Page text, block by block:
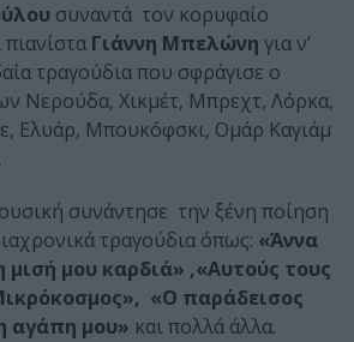
συναντά τον κορυφαίο
Γιάννη Μπελώνη για ν’
τραγούδια που σφράγισε ο
Νερούδα, Χικμέτ, Μπρεχτ, Λόρκα,
Ελυάρ, Μπουκόφσκι, Ομάρ Καγιάμ
συνάντησε την ξένη ποίηση
τραγούδια όπως: «Άννα
μισή μου καρδιά» ,«Αυτούς τους
«Ο παράδεισος
αγάπη μου» και πολλά άλλα.